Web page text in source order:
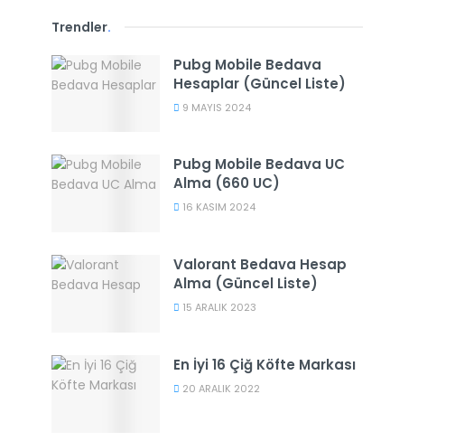
Trendler.
Pubg Mobile Bedava
Hesaplar (Güncel Liste)
9 MAYIS 2024
Pubg Mobile Bedava UC
Alma (660 UC)
16 KASIM 2024
Valorant Bedava Hesap
Alma (Güncel Liste)
15 ARALIK 2023
En İyi 16 Çiğ Köfte Markası
20 ARALIK 2022